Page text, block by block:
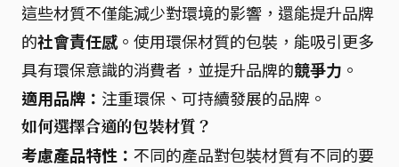
這些材質不僅能減少對環境的影響，還能提升品牌
的社會責任感。使用環保材質的包裝，能吸引更多
具有環保意識的消費者，並提升品牌的競爭力 。
適用品牌： 注重環保、可持續發展的品牌。
如何選擇合適的包裝材質？
考慮產品特性： 不同的產品對包裝材質有不同的要